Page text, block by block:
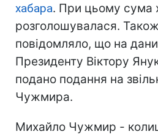
хабара. При цьому сума
розголошувалася.
повідомляло, що на
Президенту Віктору
подано подання на
Чужмира.
Михайло Чужмир -